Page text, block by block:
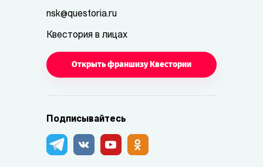
nsk@questoria.ru
Квестория в лицах
Открыть франшизу Квестории
Подписывайтесь